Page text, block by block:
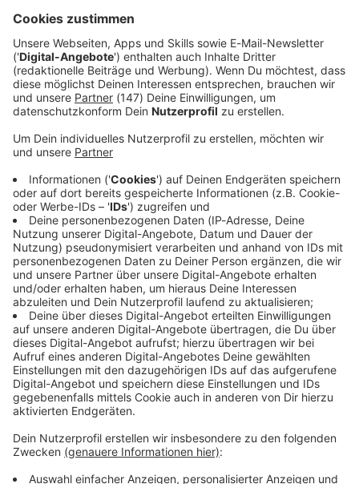
Restauration bezifferte das Museum auf 41.000 Euro. Zum
Metern Länge schlägt mit einem Neupreis von weit über
200.000 Euro zu Buche.
Immer auf dem Laufenden
Verpass' nichts mehr - mit unserem kostenlosen
ANTENNE BAYERN Newsletter. Ob Nachrichten,